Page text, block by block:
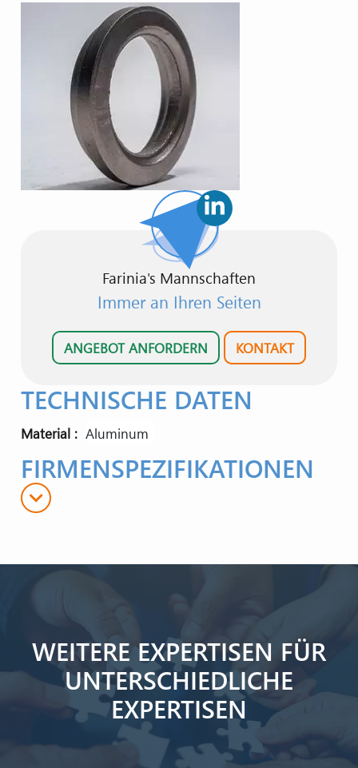
Farinia's Mannschaften
Immer an Ihren Seiten
ANGEBOT ANFORDERN KONTAKT
TECHNISCHE DATEN
Material aluminum
FIRMENSPEZIFIKATIONEN
expand_more
WEITERE EXPERTISEN FÜR
UNTERSCHIEDLICHE
EXPERTISEN